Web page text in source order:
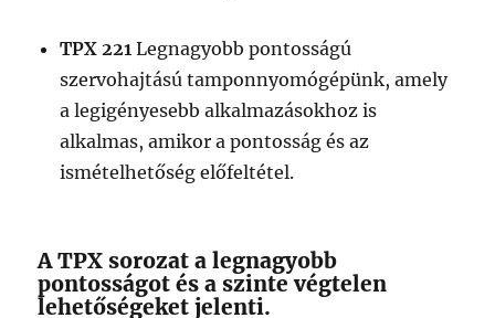
TPX 221 Legnagyobb pontosságú
szervohajtású tamponnyomógépünk, amely
a legigényesebb alkalmazásokhoz is
alkalmas, amikor a pontosság és az
ismételhetőség előfeltétel.
A TPX sorozat a legnagyobb
pontosságot és a szinte végtelen
lehetőségeket jelenti.